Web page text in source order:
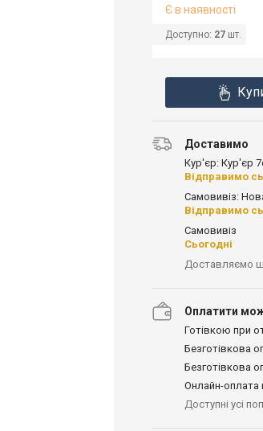
Є в наявності
Доступно: 27 шт.
Доставимо
Кур'єр: Кур'єр
Відправимо
Самовивіз:
Відправимо
Самовивіз
Сьогодні
Доставляємо
Оплатити
Готівкою при
Безготівкова
Безготівкова
Онлайн-оплата
Доступні усі